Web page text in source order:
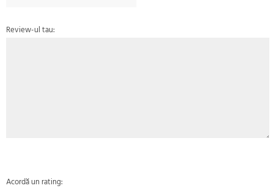
Review-ul tau:
Acordă un rating: